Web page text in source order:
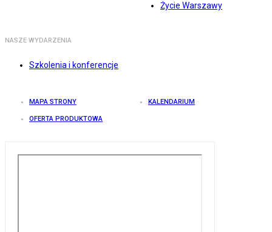
Życie Warszawy
NASZE WYDARZENIA
Szkolenia i konferencje
MAPA STRONY KALENDARIUM
OFERTA PRODUKTOWA